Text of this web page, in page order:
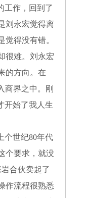
作，回到了
刘永宏觉得离
得没有错。
很难。刘永宏
的方向。在
商界之中。刚
开始了我人生
世纪80年代
个要求，就没
合伙卖起了
作流程很熟悉